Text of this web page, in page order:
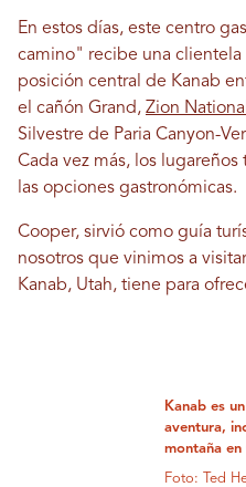
En estos días, este centro
camino" recibe una clientela
posición central de Kanab
el cañón Grand, Zion
Silvestre de Paria Canyon-
Cada vez más, los
las opciones gastronómicas.
Cooper, sirvió como guía
nosotros que vinimos a
Kanab, Utah, tiene para
Kanab es
aventura,
montaña en
Foto: Ted